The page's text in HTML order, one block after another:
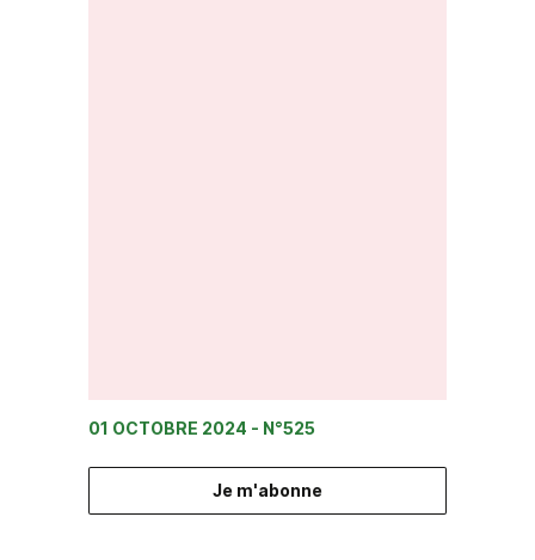
01 OCTOBRE 2024 - N°525
Je m'abonne